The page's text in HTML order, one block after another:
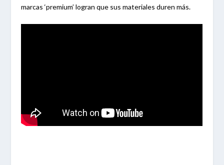
marcas ‘premium’ logran que sus materiales duren más.